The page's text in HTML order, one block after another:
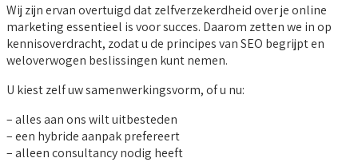
Wij zijn ervan overtuigd dat zelfverzekerdheid over je online
marketing essentieel is voor succes. Daarom zetten we in op
kennisoverdracht, zodat u de principes van SEO begrijpt en
weloverwogen beslissingen kunt nemen.
U kiest zelf uw samenwerkingsvorm, of u nu:
– alles aan ons wilt uitbesteden
– een hybride aanpak prefereert
– alleen consultancy nodig heeft